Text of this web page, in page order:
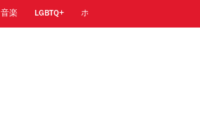
索
音楽 LGBTQ+ ホテル